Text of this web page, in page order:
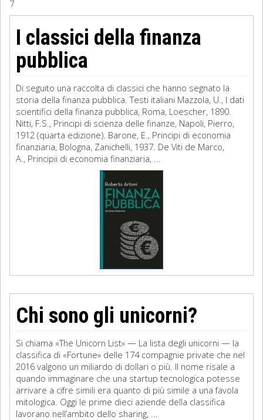
Filosofia
Storia
Matematica
Diritto
7
I classici della finanza
pubblica
Di seguito una raccolta di classici che hanno segnato la
storia della finanza pubblica. Testi italiani Mazzola, U., I dati
scientifici della finanza pubblica, Roma, Loescher, 1890.
Nitti, F.S., Principi di scienza delle finanze, Napoli, Pierro,
1912 (quarta edizione). Barone, E., Principi di economia
finanziaria, Bologna, Zanichelli, 1937. De Viti de Marco,
A., Principii di economia finanziaria, ...
Chi sono gli unicorni?
Si chiama «The Unicorn List» — La lista degli unicorni — la
classifica di «Fortune» delle 174 compagnie private che nel
2016 valgono un miliardo di dollari o più. Il nome risale a
quando immaginare che una startup tecnologica potesse
arrivare a cifre simili era quanto di più simile a una favola
mitologica. Oggi le prime dieci aziende della classifica
lavorano nell’ambito dello sharing, ...